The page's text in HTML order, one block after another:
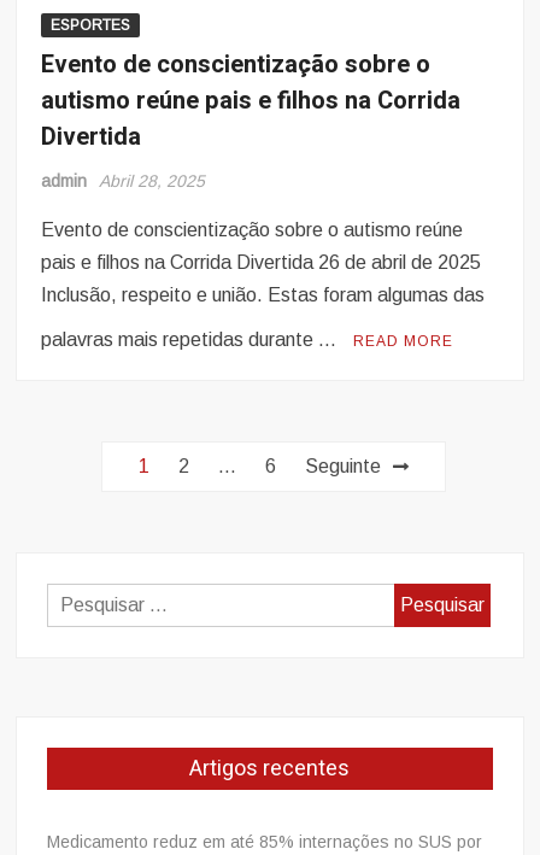
ESPORTES
Evento de conscientização sobre o
autismo reúne pais e filhos na Corrida
Divertida
admin Abril 28, 2025
Evento de conscientização sobre o autismo reúne
pais e filhos na Corrida Divertida 26 de abril de 2025
Inclusão, respeito e união. Estas foram algumas das
palavras mais repetidas durante … READ MORE
Paginação
1 2 … 6 Seguinte
Pesquisar
por:
Artigos recentes
Medicamento reduz em até 85% internações no SUS por